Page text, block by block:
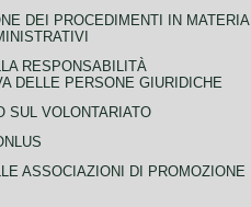
DEI PROCEDIMENTI IN MATERIA
RESPONSABILITÀ
DELLE PERSONE GIURIDICHE
SUL VOLONTARIATO
ASSOCIAZIONI DI PROMOZIONE